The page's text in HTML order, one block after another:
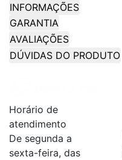
INFORMAÇÕES
GARANTIA
AVALIAÇÕES
DÚVIDAS DO PRODUTO
Horário de
atendimento
De segunda a
sexta-feira, das